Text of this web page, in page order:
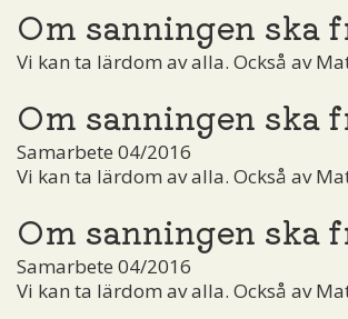
Om sanningen ska
Vi kan ta lärdom av alla. Också av
Om sanningen ska
Samarbete 04/2016
Vi kan ta lärdom av alla. Också av
Om sanningen ska
Samarbete 04/2016
Vi kan ta lärdom av alla. Också av